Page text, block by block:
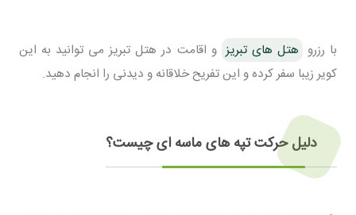
با رزرو هتل های تبریز و اقامت در هتل تبریز می توانید به این
کویر زیبا سفر کرده و این تفریح خلاقانه و دیدنی را انجام دهید.
دلیل حرکت تپه های ماسه ای چیست؟